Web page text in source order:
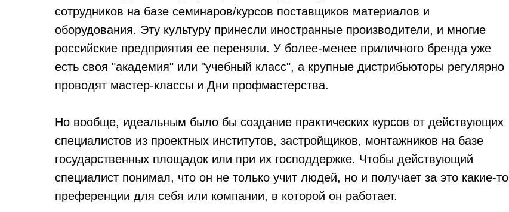
сотрудников на базе семинаров/курсов поставщиков материалов и
оборудования. Эту культуру принесли иностранные производители, и многие
российские предприятия ее переняли. У более-менее приличного бренда уже
есть своя "академия" или "учебный класс", а крупные дистрибьюторы регулярно
проводят мастер-классы и Дни профмастерства.
Но вообще, идеальным было бы создание практических курсов от действующих
специалистов из проектных институтов, застройщиков, монтажников на базе
государственных площадок или при их господдержке. Чтобы действующий
специалист понимал, что он не только учит людей, но и получает за это какие-то
преференции для себя или компании, в которой он работает.